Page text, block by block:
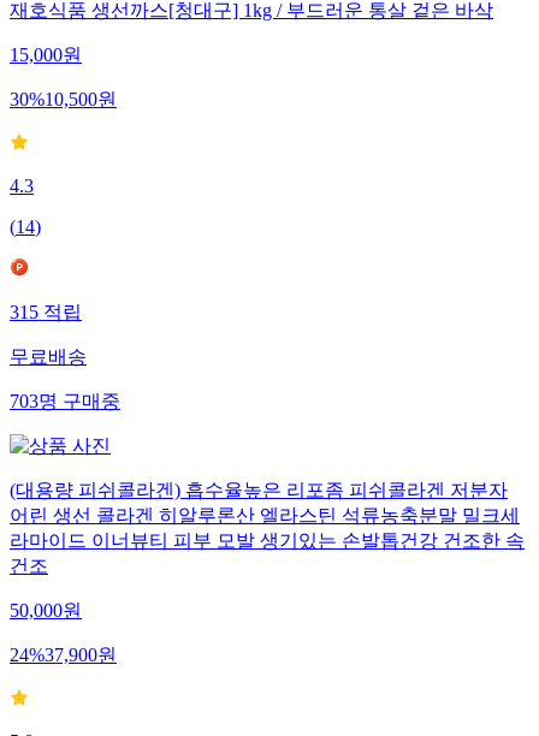
재호식품 생선까스[청대구] 1kg / 부드러운 통살 겉은 바삭
15,000원
30%10,500원
4.3
(14)
315적립
무료배송
703명구매중
(대용량 피쉬콜라겐) 흡수율높은 리포좀 피쉬콜라겐 저분자
어린 생선 콜라겐 히알루론산 엘라스틴 석류농축분말 밀크세
라마이드 이너뷰티 피부 모발 생기있는 손발톱건강 건조한 속
건조
50,000원
24%37,900원